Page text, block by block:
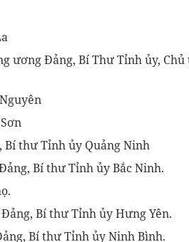
ương Đảng, Bí Thư Tỉnh ủy,
Bí thư Tỉnh ủy Quảng Ninh
Bí thư Tỉnh ủy Bắc Ninh.
Bí thư Tỉnh ủy Hưng Yên.
Bí thư Tỉnh ủy Ninh Bình.